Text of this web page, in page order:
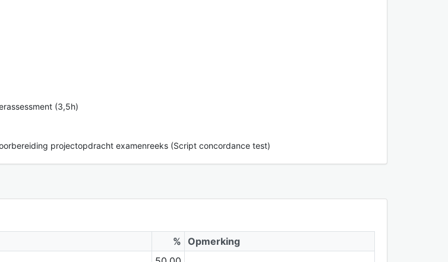
(3,5h)
projectopdracht examenreeks (Script concordance test)
% Opmerking